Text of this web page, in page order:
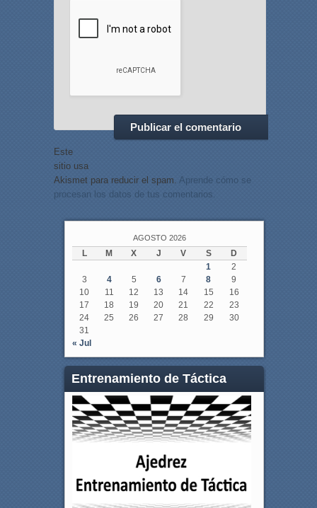
Este
sitio usa
Akismet para reducir el spam. Aprende cómo se
procesan los datos de tus comentarios.
AGOSTO 2026
L M X J V S
D
1
2
3
4 5 6 7 8
9
10
11 12 13 14 15
16
17
18 19 20 21 22
23
24
25 26 27 28 29
30
31
« Jul
Entrenamiento de Táctica